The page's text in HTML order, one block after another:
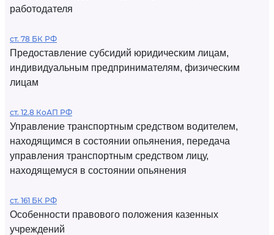
работодателя
ст. 78 БК РФ
Предоставление субсидий юридическим лицам,
индивидуальным предпринимателям, физическим
лицам
ст. 12.8 КоАП РФ
Управление транспортным средством водителем,
находящимся в состоянии опьянения, передача
управления транспортным средством лицу,
находящемуся в состоянии опьянения
ст. 161 БК РФ
Особенности правового положения казенных
учреждений